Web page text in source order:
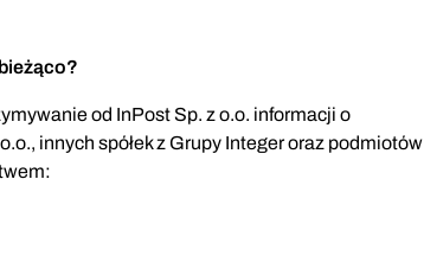
od InPost Sp. z o.o. informacji o
innych spółek z Grupy Integer oraz podmiotów